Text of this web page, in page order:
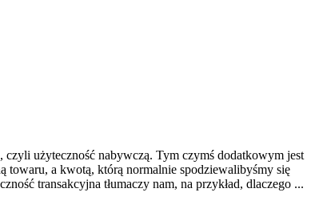
użyteczność nabywczą. Tym czymś dodatkowym jest
towaru, a kwotą, którą normalnie spodziewalibyśmy się
transakcyjna tłumaczy nam, na przykład, dlaczego ...